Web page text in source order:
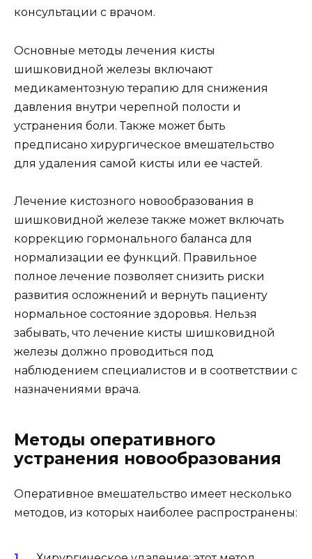
консультации с врачом.
Основные методы лечения кисты
шишковидной железы включают
медикаментозную терапию для снижения
давления внутри черепной полости и
устранения боли. Также может быть
предписано хирургическое вмешательство
для удаления самой кисты или ее частей.
Лечение кистозного новообразования в
шишковидной железе также может включать
коррекцию гормонального баланса для
нормализации ее функций. Правильное
полное лечение позволяет снизить риски
развития осложнений и вернуть пациенту
нормальное состояние здоровья. Нельзя
забывать, что лечение кисты шишковидной
железы должно проводиться под
наблюдением специалистов и в соответствии с
назначениями врача.
Методы оперативного
устранения новообразования
Оперативное вмешательство имеет несколько
методов, из которых наиболее распространены: